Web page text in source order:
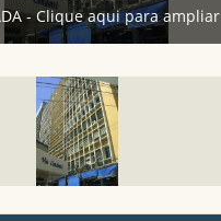
- Clique aqui para ampliar